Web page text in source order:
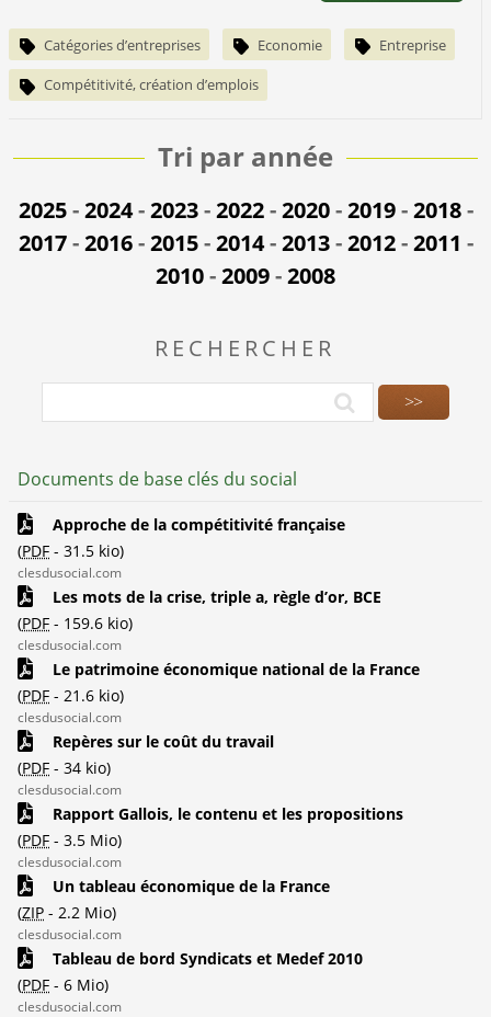
Catégories d’entreprises Economie Entreprise
Compétitivité, création d’emplois
Tri par année
2025-2024-2023-2022-2020-2019-2018-
2017-2016-2015-2014-2013-2012-2011 -
2010-2009-2008
RECHERCHER
Documents de base clés du social
Approche de la compétitivité française
(PDF - 31.5 kio)
clesdusocial.com
Les mots de la crise, triple a, règle d’or, BCE
(PDF - 159.6 kio)
clesdusocial.com
Le patrimoine économique national de la France
(PDF - 21.6 kio)
clesdusocial.com
Repères sur le coût du travail
(PDF - 34 kio)
clesdusocial.com
Rapport Gallois, le contenu et les propositions
(PDF - 3.5 Mio)
clesdusocial.com
Un tableau économique de la France
(ZIP - 2.2 Mio)
clesdusocial.com
Tableau de bord Syndicats et Medef 2010
(PDF - 6 Mio)
clesdusocial.com